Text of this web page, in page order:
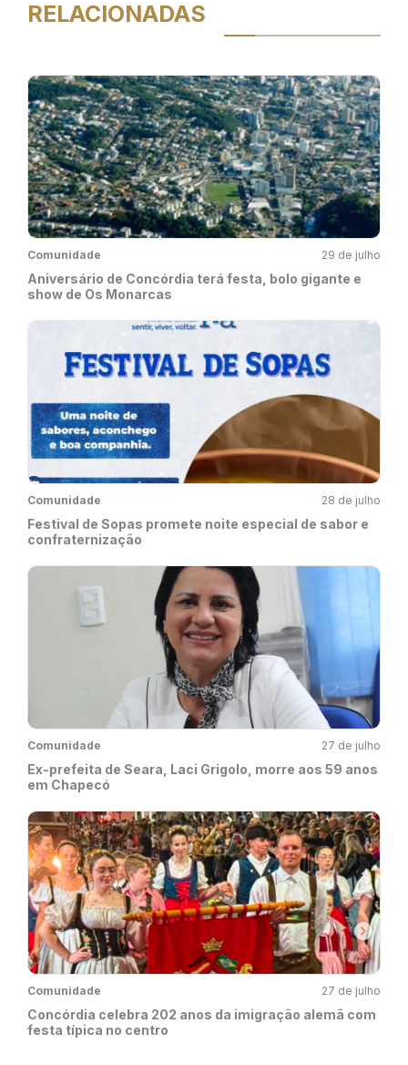
RELACIONADAS
Comunidade 29 de julho
Aniversário de Concórdia terá festa, bolo gigante e
show de Os Monarcas
Comunidade 28 de julho
Festival de Sopas promete noite especial de sabor e
confraternização
Comunidade 27 de julho
Ex-prefeita de Seara, Laci Grigolo, morre aos 59 anos
em Chapecó
Comunidade 27 de julho
Concórdia celebra 202 anos da imigração alemã com
festa típica no centro